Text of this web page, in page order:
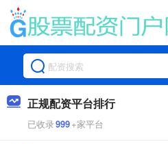
正规配资平台排行
已收录999+家平台